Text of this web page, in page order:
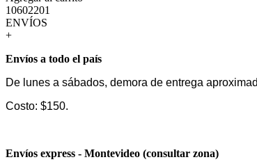
10602201
ENVÍOS
+
Envíos a todo el país
De lunes a sábados, demora de entrega
Costo: $150.
Envíos express - Montevideo (consultar zona)